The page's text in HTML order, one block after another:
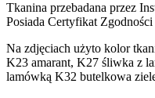
Tkanina przebadana przez
Posiada Certyfikat
Na zdjęciach użyto kolor
K23 amarant, K27 śliwka z
lamówką K32 butelkowa